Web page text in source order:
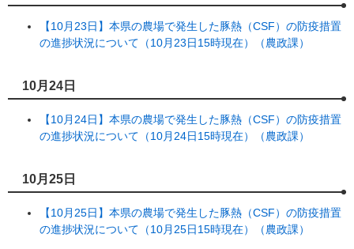
【10月23日】本県の農場で発生した豚熱（CSF）の防疫措置
の進捗状況について（10月23日15時現在）（農政課）
10月24日
【10月24日】本県の農場で発生した豚熱（CSF）の防疫措置
の進捗状況について（10月24日15時現在）（農政課）
10月25日
【10月25日】本県の農場で発生した豚熱（CSF）の防疫措置
の進捗状況について（10月25日15時現在）（農政課）